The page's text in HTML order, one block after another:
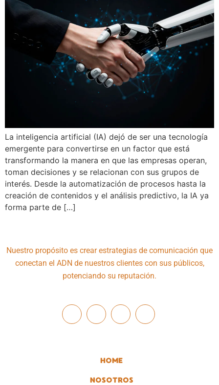
La inteligencia artificial (IA) dejó de ser una tecnología
emergente para convertirse en un factor que está
transformando la manera en que las empresas operan,
toman decisiones y se relacionan con sus grupos de
interés. Desde la automatización de procesos hasta la
creación de contenidos y el análisis predictivo, la IA ya
forma parte de […]
Nuestro propósito es crear estrategias de comunicación que
conectan el ADN de nuestros clientes con sus públicos,
potenciando su reputación.
HOME
NOSOTROS